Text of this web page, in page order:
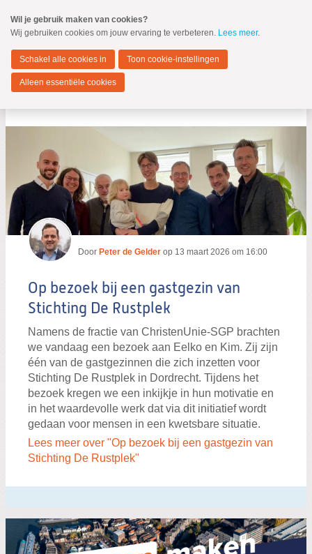
naar
Spring
de
inhoud
Spring
naar
Dordrecht
MENU
Zoeken:
Zoeken
Door Peter de Gelder op 13 maart 2026 om 16:00
Op bezoek bij een gastgezin van
Stichting De Rustplek
Namens de fractie van ChristenUnie-SGP brachten
we vandaag een bezoek aan Eelko en Kim. Zij zijn
één van de gastgezinnen die zich inzetten voor
Stichting De Rustplek in Dordrecht. Tijdens het
bezoek kregen we een inkijkje in hun motivatie en
in het waardevolle werk dat via dit initiatief wordt
gedaan voor mensen in een kwetsbare situatie.
Lees meer over "Op bezoek bij een gastgezin van
Stichting De Rustplek"
Wil je gebruik maken van cookies?
Wij gebruiken cookies om jouw ervaring te verbeteren. Lees meer.
Schakel alle cookies in Toon cookie-instellingen
Alleen essentiële cookies